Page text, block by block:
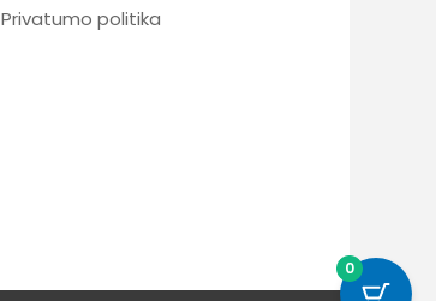
Privatumo politika
0